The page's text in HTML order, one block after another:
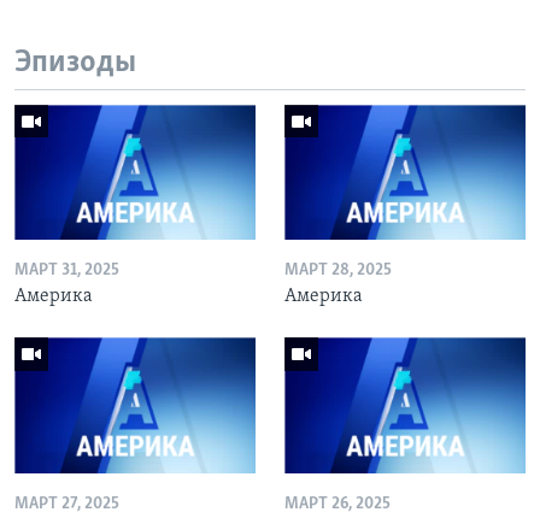
Эпизоды
МАРТ 31, 2025
Америка
МАРТ 28, 2025
Америка
МАРТ 27, 2025 МАРТ 26, 2025